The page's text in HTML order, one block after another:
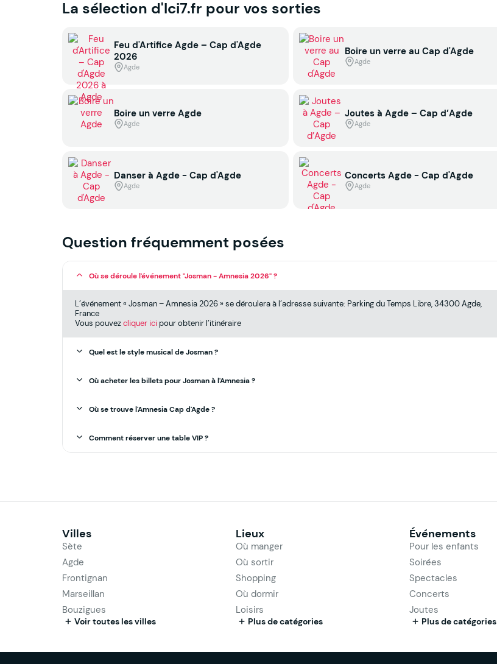
La sélection d'Ici7.fr pour vos sorties
Feu d'Artifice Agde – Cap d'Agde
2026
Agde
Boire un verre au Cap d'Agde
Agde
Boire un verre Agde
Agde
Joutes à Agde – Cap d’Agde
Agde
Danser à Agde - Cap d'Agde
Agde
Concerts Agde - Cap d'Agde
Agde
Question fréquemment posées
Où se déroule l'événement "Josman - Amnesia 2026" ?
L’événement « Josman – Amnesia 2026 » se déroulera à l’adresse suivante: Parking du Temps Libre, 34300 Agde,
France
Vous pouvezcliquer icipour obtenir l’itinéraire
Quel est le style musical de Josman ?
Où acheter les billets pour Josman à l'Amnesia ?
Où se trouve l'Amnesia Cap d'Agde ?
Comment réserver une table VIP ?
Villes
Sète
Agde
Frontignan
Marseillan
Bouzigues
Voir toutes les villes
Lieux
Où manger
Où sortir
Shopping
Où dormir
Loisirs
Plus de catégories
Événements
Pour les enfants
Soirées
Spectacles
Concerts
Joutes
Plus de catégories